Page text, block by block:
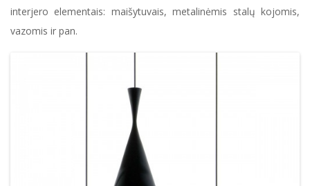
interjero elementais: maišytuvais, metalinėmis stalų kojomis,
vazomis ir pan.